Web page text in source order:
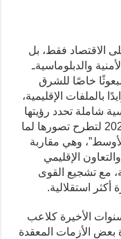
الاقتصاد فقط، بل
والدبلوماسيةـ
مبعوثًا خاصًا للشرق
الإقليمية،
وثيقة سياسية شاملة تحدد رؤيتها
تجاه العالم العربي، ثم عادت في عام 2022 لتطرح تصورها لما
وهي مقاربة
الإقليمي
مع تشجيع القوى
أكثر استقلالية.
الأخيرة كلاعب
بعض الأزمات المعقدة